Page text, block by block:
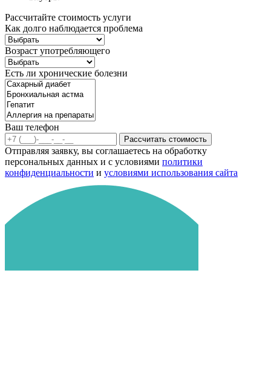
Рассчитайте стоимость услуги
Как долго наблюдается проблема
Возраст употребляющего
Есть ли хронические болезни
Ваш телефон
Рассчитать стоимость
Отправляя заявку, вы соглашаетесь на обработку
персональных данных и с условиями политики
конфиденциальности и условиями использования сайта